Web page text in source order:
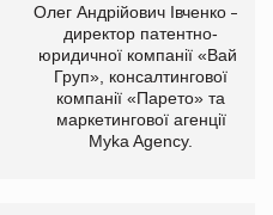
Олег Андрійович Івченко —
директор патентно-
юридичної компанії «Вайз
Груп», консалтингової
компанії «Парето» та
маркетингової агенції
Myka Agency.